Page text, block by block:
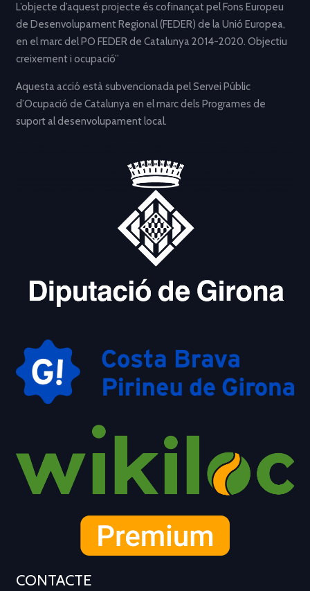
L’objecte d’aquest projecte és cofinançat pel Fons Europeu
de Desenvolupament Regional (FEDER) de la Unió Europea,
en el marc del PO FEDER de Catalunya 2014-2020. Objectiu
creixement i ocupació”
Aquesta acció està subvencionada pel Servei Públic
d’Ocupació de Catalunya en el marc dels Programes de
suport al desenvolupament local.
CONTACTE